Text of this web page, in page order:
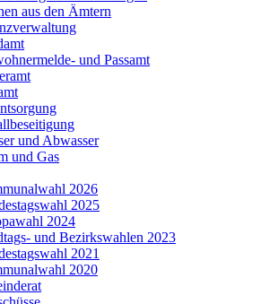
aus den Ämtern
und Passamt
und Abwasser
und Gas
2026
2025
2024
und Bezirkswahlen 2023
2021
2020